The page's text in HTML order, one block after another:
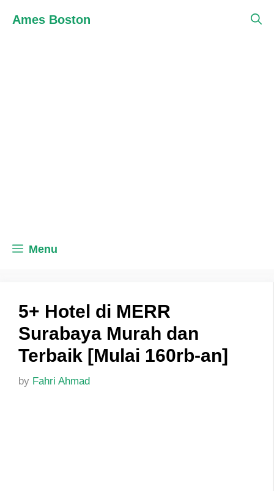
Ames Boston
Menu
5+ Hotel di MERR
Surabaya Murah dan
Terbaik [Mulai 160rb-an]
by Fahri Ahmad